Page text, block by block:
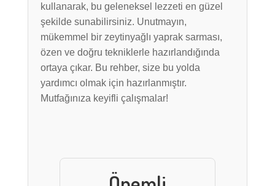
kullanarak, bu geleneksel lezzeti en güzel
şekilde sunabilirsiniz. Unutmayın,
mükemmel bir zeytinyağlı yaprak sarması,
özen ve doğru tekniklerle hazırlandığında
ortaya çıkar. Bu rehber, size bu yolda
yardımcı olmak için hazırlanmıştır.
Mutfağınıza keyifli çalışmalar!